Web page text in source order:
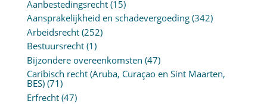
Aanbestedingsrecht(15)
Aansprakelijkheid en schadevergoeding(342)
Arbeidsrecht(252)
Bestuursrecht(1)
Bijzondere overeenkomsten (47)
Caribisch recht (Aruba, Curaçao en Sint Maarten,
BES)(71)
Erfrecht(47)